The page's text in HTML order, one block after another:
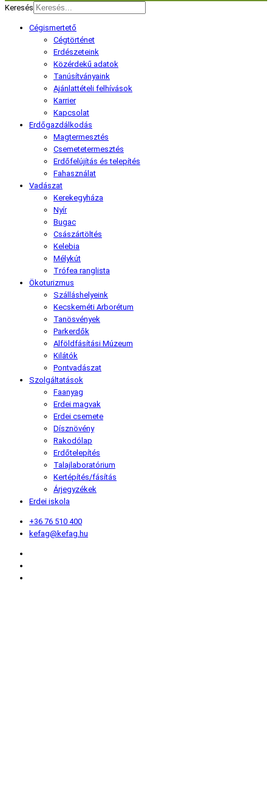
Keresés
Cégismertető
Cégtörténet
Erdészeteink
Közérdekű adatok
Tanúsítványaink
Ajánlattételi felhívások
Karrier
Kapcsolat
Erdőgazdálkodás
Magtermesztés
Csemetetermesztés
Erdőfelújítás és telepítés
Fahasználat
Vadászat
Kerekegyháza
Nyír
Bugac
Császártöltés
Kelebia
Mélykút
Trófea ranglista
Ökoturizmus
Szálláshelyeink
Kecskeméti Arborétum
Tanösvények
Parkerdők
Alföldfásítási Múzeum
Kilátók
Pontvadászat
Szolgáltatások
Faanyag
Erdei magvak
Erdei csemete
Dísznövény
Rakodólap
Erdőtelepítés
Talajlaboratórium
Kertépítés/fásítás
Árjegyzékek
Erdei iskola
+36 76 510 400
kefag@kefag.hu